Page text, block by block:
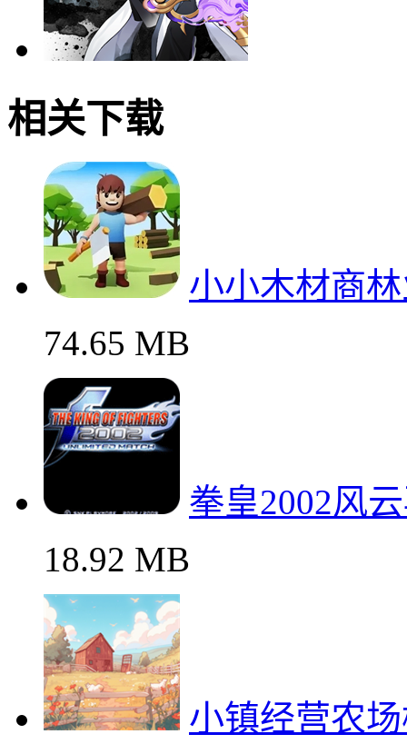
相关下载
小小木材商
74.65 MB
拳皇2002风
18.92 MB
小镇经营农